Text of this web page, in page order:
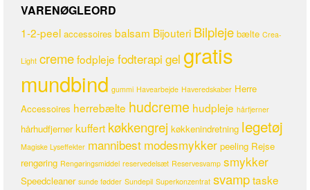
VARENØGLEORD
1-2-peel accessoires balsam Bijouteri Bilpleje bælte Crea-
Light cremefodpleje fodterapi gel gratis
mundbind gummi Havearbejde Haveredskaber Herre
Accessoires herrebælte hudcreme hudpleje hårfjerner
hårhudfjerner kuffert køkkengrej køkkenindretning legetøj
Magiske Lyseffekter mannibest modesmykker peeling Rejse
rengøring Rengøringsmiddel reservedelsæt Reservesvamp smykker
Speedcleaner sunde fødder Sundepil Superkonzentrat svamptaske